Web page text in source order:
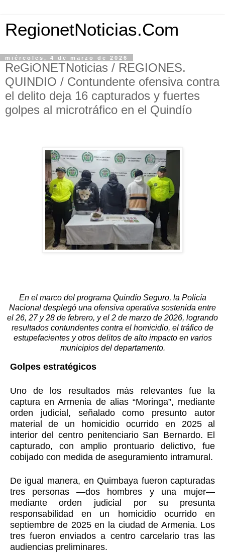
RegionetNoticias.Com
miércoles, 4 de marzo de 2026
ReGiONETNoticias / REGIONES.
QUINDIO / Contundente ofensiva contra
el delito deja 16 capturados y fuertes
golpes al microtráfico en el Quindío
En el marco del programa Quindío Seguro, la Policía
Nacional desplegó una ofensiva operativa sostenida entre
el 26, 27 y 28 de febrero, y el 2 de marzo de 2026, logrando
resultados contundentes contra el homicidio, el tráfico de
estupefacientes y otros delitos de alto impacto en varios
municipios del departamento.
Golpes estratégicos
Uno de los resultados más relevantes fue la
captura en Armenia de alias “Moringa”, mediante
orden judicial, señalado como presunto autor
material de un homicidio ocurrido en 2025 al
interior del centro penitenciario San Bernardo. El
capturado, con amplio prontuario delictivo, fue
cobijado con medida de aseguramiento intramural.
De igual manera, en Quimbaya fueron capturadas
tres personas —dos hombres y una mujer—
mediante orden judicial por su presunta
responsabilidad en un homicidio ocurrido en
septiembre de 2025 en la ciudad de Armenia. Los
tres fueron enviados a centro carcelario tras las
audiencias preliminares.